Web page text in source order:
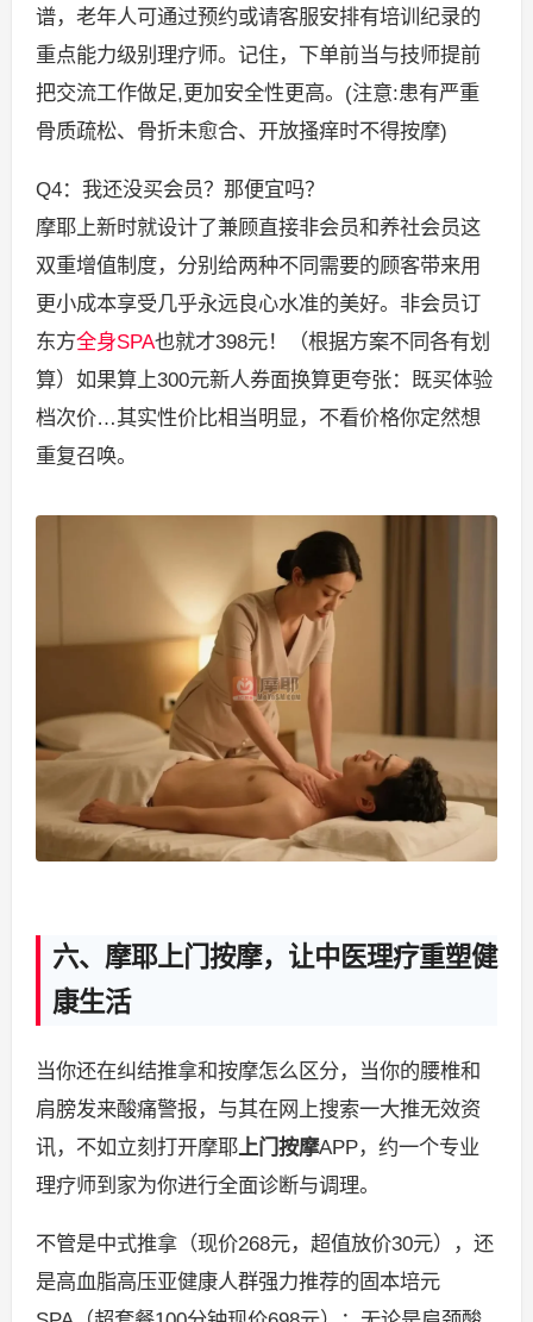
谱，老年人可通过预约或请客服安排有培训纪录的
重点能力级别理疗师。记住，下单前当与技师提前
把交流工作做足,更加安全性更高。(注意:患有严重
骨质疏松、骨折未愈合、开放搔痒时不得按摩)
Q4：我还没买会员？那便宜吗？
摩耶上新时就设计了兼顾直接非会员和养社会员这
双重增值制度，分别给两种不同需要的顾客带来用
更小成本享受几乎永远良心水准的美好。非会员订
东方全身SPA也就才398元！（根据方案不同各有划
算）如果算上300元新人券面换算更夸张：既买体验
档次价…其实性价比相当明显，不看价格你定然想
重复召唤。
六、摩耶上门按摩，让中医理疗重塑健
康生活
当你还在纠结推拿和按摩怎么区分，当你的腰椎和
肩膀发来酸痛警报，与其在网上搜索一大推无效资
讯，不如立刻打开摩耶上门按摩APP，约一个专业
理疗师到家为你进行全面诊断与调理。
不管是中式推拿（现价268元，超值放价30元），还
是高血脂高压亚健康人群强力推荐的固本培元